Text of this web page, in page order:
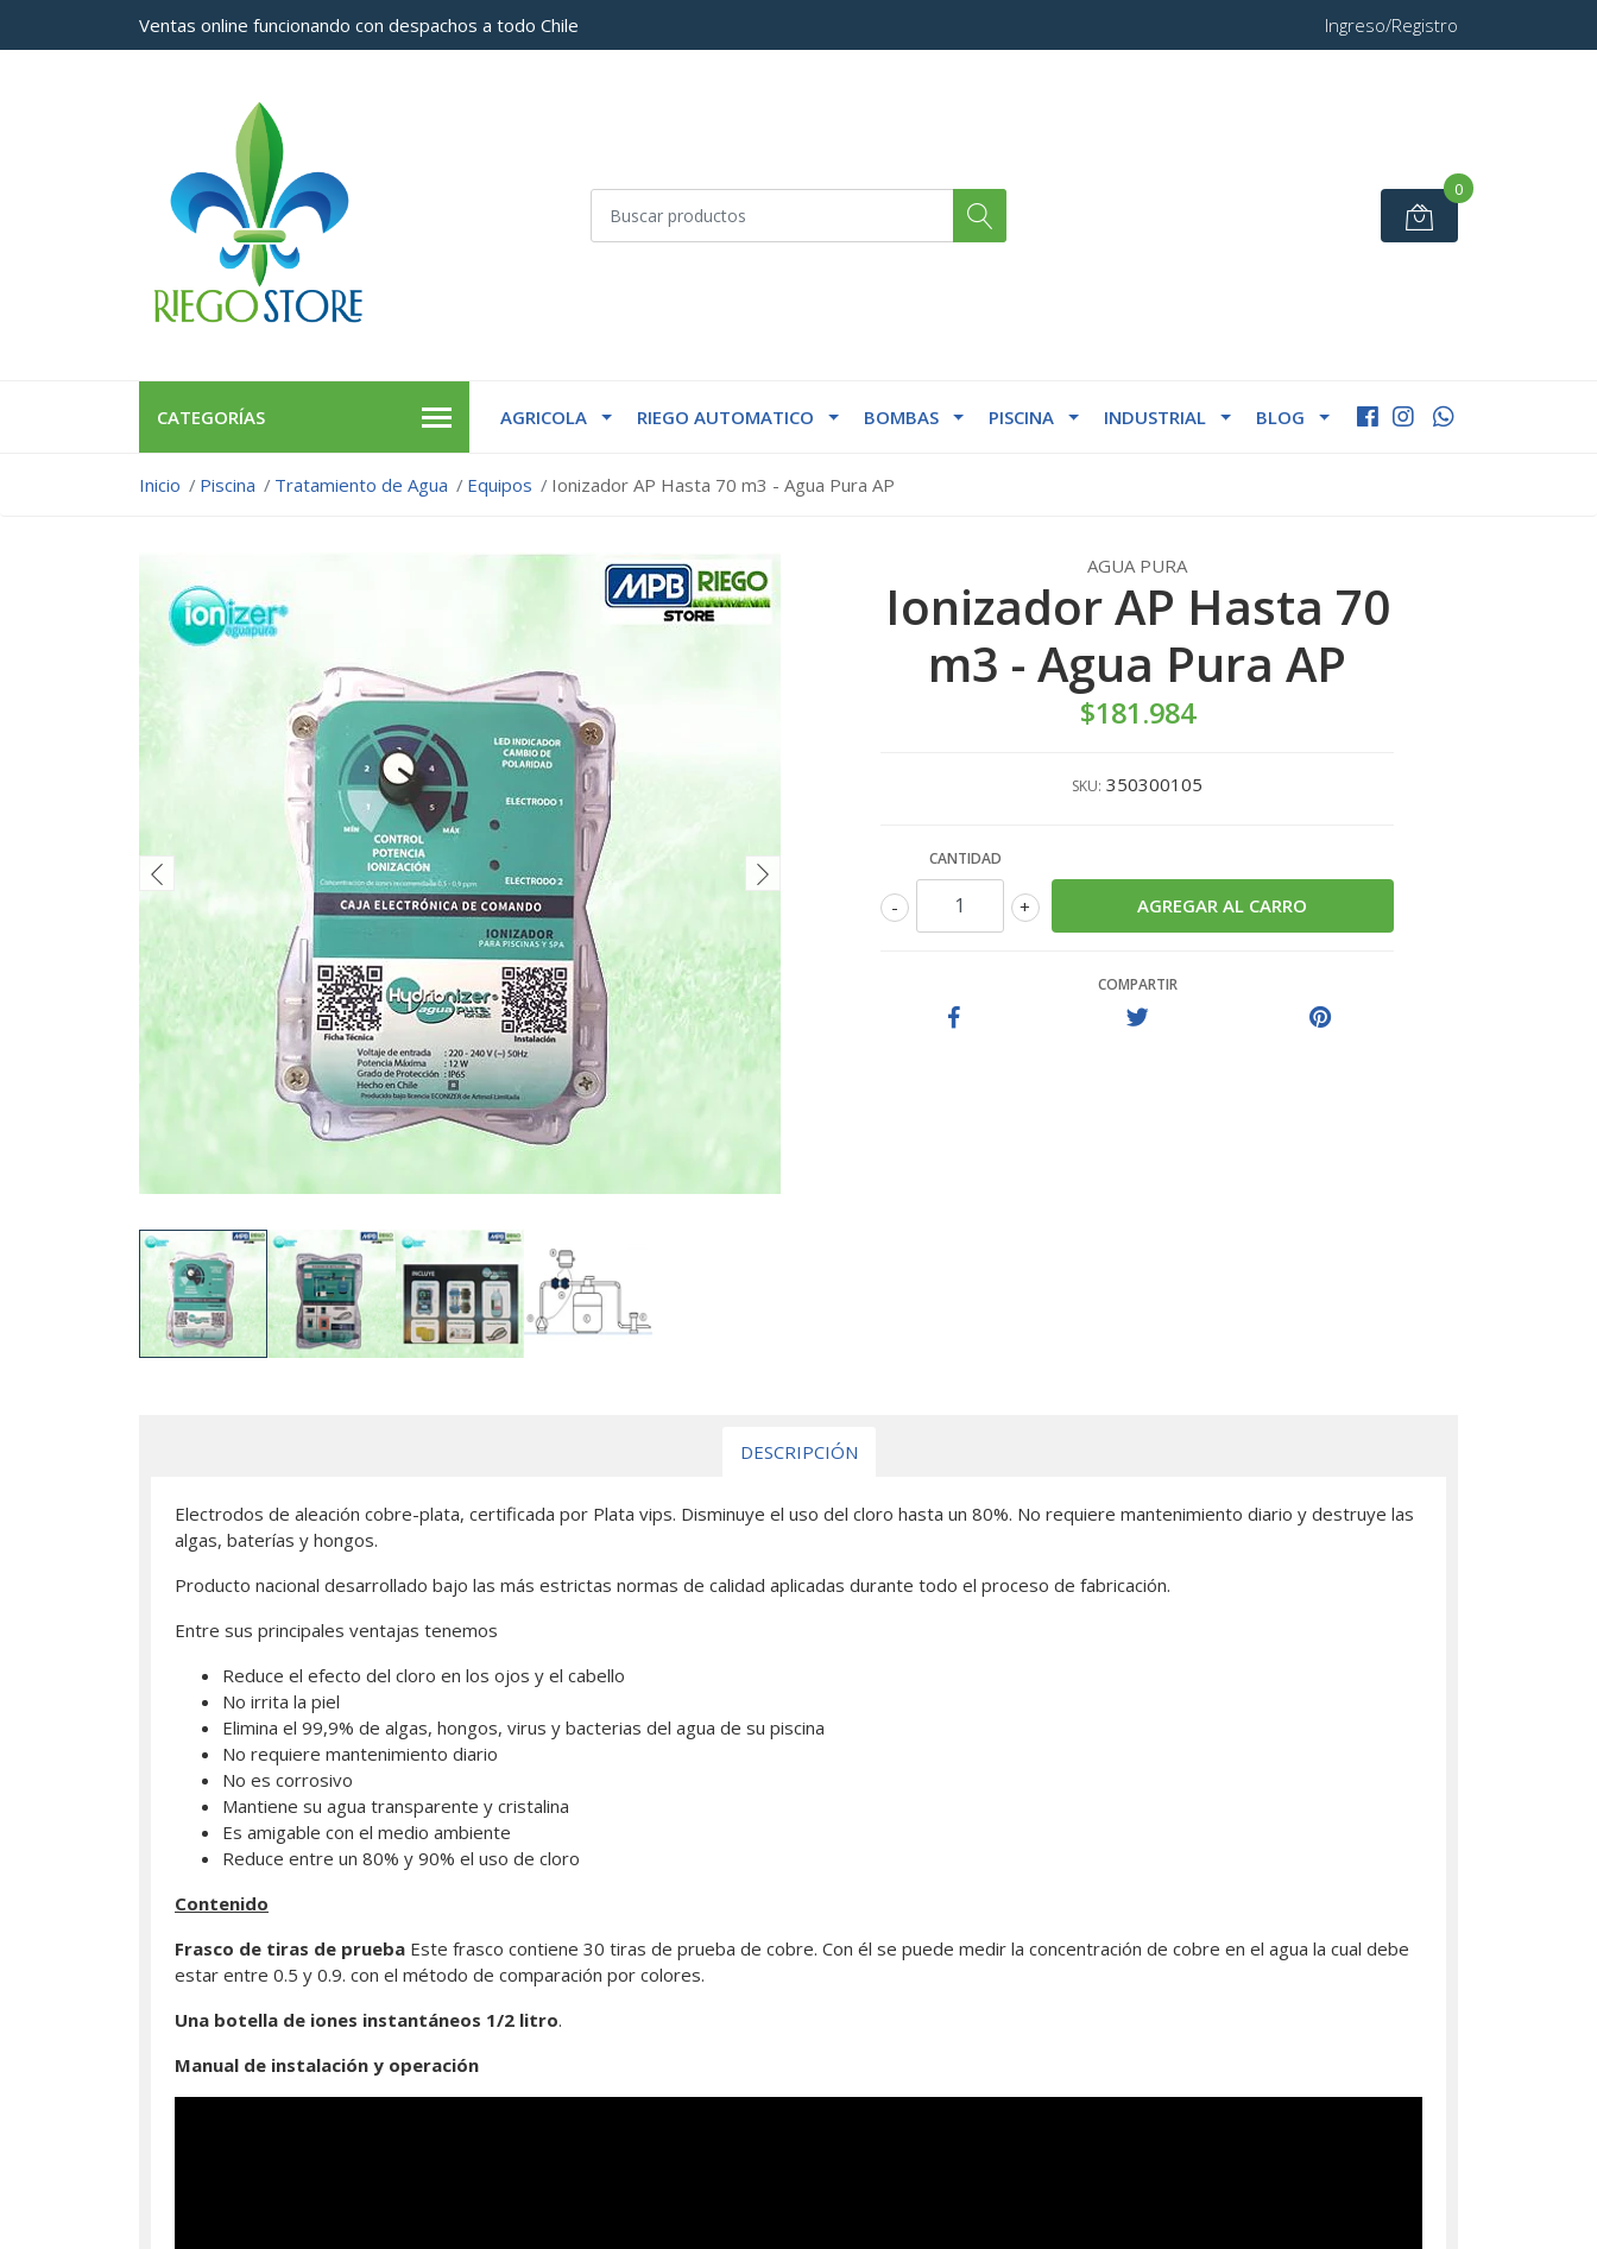
Ventas online funcionando con despachos a todo Chile Ingreso/Registro
0
CATEGORÍAS AGRICOLA RIEGO AUTOMATICO BOMBAS PISCINA INDUSTRIAL BLOG
Inicio Piscina Tratamiento de Agua Equipos Ionizador AP Hasta 70 m3 - Agua Pura AP
AGUA PURA
Ionizador AP Hasta 70
m3 - Agua Pura AP
$181.984
SKU: 350300105
CANTIDAD
+
-
COMPARTIR
DESCRIPCIÓN
Electrodos de aleación cobre-plata, certificada por Plata vips. Disminuye el uso del cloro hasta un 80%. No requiere mantenimiento diario y destruye las
algas, baterías y hongos.
Producto nacional desarrollado bajo las más estrictas normas de calidad aplicadas durante todo el proceso de fabricación.
Entre sus principales ventajas tenemos
Reduce el efecto del cloro en los ojos y el cabello
No irrita la piel
Elimina el 99,9% de algas, hongos, virus y bacterias del agua de su piscina
No requiere mantenimiento diario
No es corrosivo
Mantiene su agua transparente y cristalina
Es amigable con el medio ambiente
Reduce entre un 80% y 90% el uso de cloro
Contenido
Frasco de tiras de prueba Este frasco contiene 30 tiras de prueba de cobre. Con él se puede medir la concentración de cobre en el agua la cual debe
estar entre 0.5 y 0.9. con el método de comparación por colores.
Una botella de iones instantáneos 1/2 litro.
Manual de instalación y operación